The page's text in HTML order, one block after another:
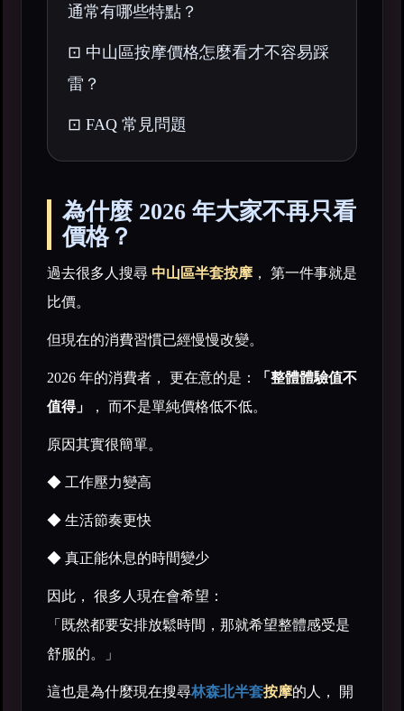
通常有哪些特點？
⊡ 中山區按摩價格怎麼看才不容易踩
雷？
⊡ FAQ 常見問題
為什麼 2026 年大家不再只看
價格？
過去很多人搜尋 中山區半套按摩 ， 第一件事就是
比價。
但現在的消費習慣已經慢慢改變。
2026 年的消費者， 更在意的是：
「整體體驗值不
值得」
， 而不是單純價格低不低。
原因其實很簡單。
◆ 工作壓力變高
◆ 生活節奏更快
◆ 真正能休息的時間變少
因此， 很多人現在會希望：
「既然都要安排放鬆時間，那就希望整體感受是
舒服的。」
這也是為什麼現在搜尋林森北半套按摩的人， 開